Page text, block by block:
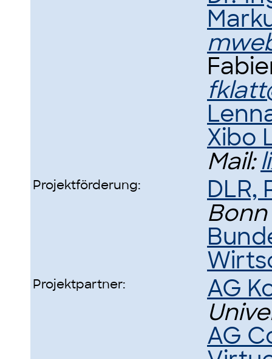
Xibo
Mail:
Projektförderung:
Bonn
Projektpartner:
AG
AG